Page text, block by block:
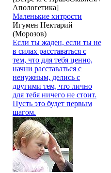
Апологетика]
Маленькие хитрости
Игумен Нектарий
(Морозов)
Если ты жаден, если ты не
в силах расставаться с
тем, что для тебя ценно,
начни расставаться с
ненужным, делись с
другими тем, что лично
для тебя ничего не стоит.
Пусть это будет первым
шагом.